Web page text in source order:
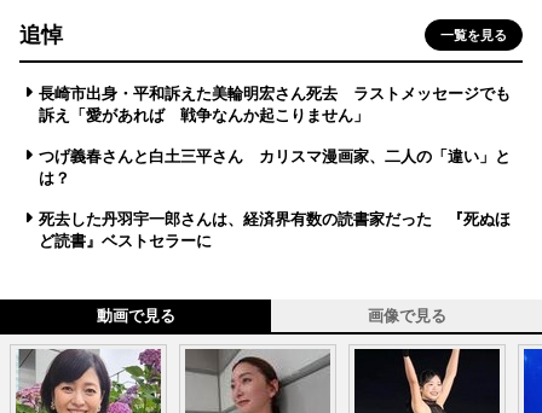
追悼 一覧を見る
長崎市出身・平和訴えた美輪明宏さん死去 ラストメッセージでも
訴え「愛があれば 戦争なんか起こりません」
つげ義春さんと白土三平さん カリスマ漫画家、二人の「違い」と
は？
死去した丹羽宇一郎さんは、経済界有数の読書家だった 『死ぬほ
ど読書』ベストセラーに
動画で見る 画像で見る